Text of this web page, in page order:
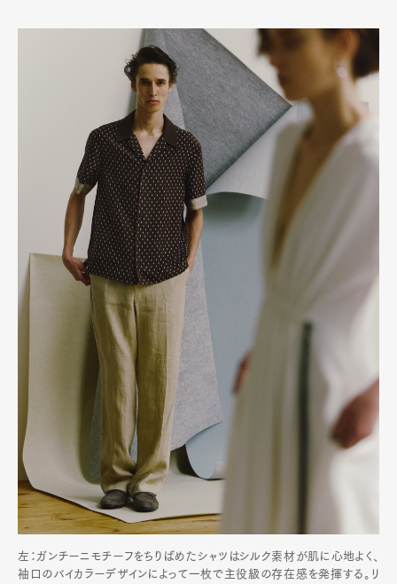
左：ガンチーニモチーフをちりばめたシャツはシルク素材が肌に心地よく、
袖口のバイカラーデザインによって一枚で主役級の存在感を発揮する。リ